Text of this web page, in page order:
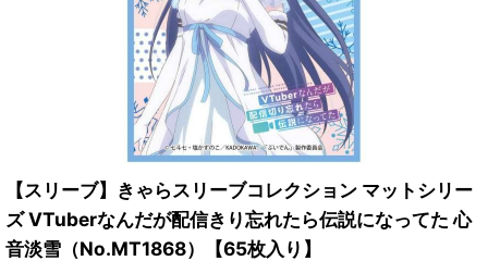
【スリーブ】きゃらスリーブコレクション マットシリー
ズ VTuberなんだが配信きり忘れたら伝説になってた 心
音淡雪（No.MT1868）【65枚入り】